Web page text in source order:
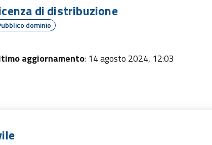
di distribuzione
dominio
aggiornamento: 14 agosto 2024, 12:03